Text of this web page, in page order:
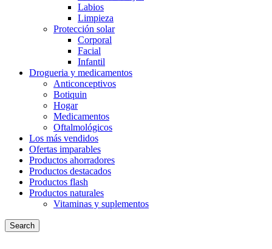
Labios
Limpieza
Protección solar
Corporal
Facial
Infantil
Drogueria y medicamentos
Anticonceptivos
Botiquin
Hogar
Medicamentos
Oftalmológicos
Los más vendidos
Ofertas imparables
Productos ahorradores
Productos destacados
Productos flash
Productos naturales
Vitaminas y suplementos
Search